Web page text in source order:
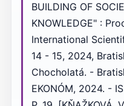
BUILDING OF
KNOWLEDGE" :
International
14 - 15, 2024,
Chocholatá. -
EKONÓM, 2024. -